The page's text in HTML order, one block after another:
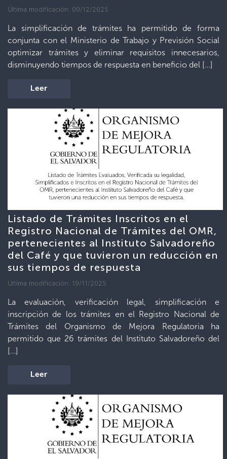
Última modificación: 09/12/2025
La simplificación de trámites ha permitido de forma
conjunta con el Ministerio de Trabajo y Previsión Social
optimizar trámites y eliminar requisitos innecesarios,
disminuyendo tiempos de respuesta en beneficio del […]
Leer
Listado de Trámites Inscritos en el
Registro Nacional de Trámites del OMR,
pertenecientes al Instituto Salvadoreño
del Café y que tuvieron un reducción en
sus tiempos de respuesta
Última modificación: 19/11/2025
La evaluación, verificación legal, simplificación e
inscripción de los trámites en el Registro Nacional de
Trámites del Organismo de Mejora Regulatoria ha
permitido que 26 trámites del Instituto Salvadoreño del
[…]
Leer